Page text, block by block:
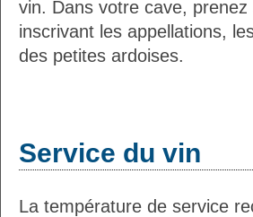
vin. Dans votre cave,
inscrivant les appellations,
des petites ardoises.
Service du vin
La température de service